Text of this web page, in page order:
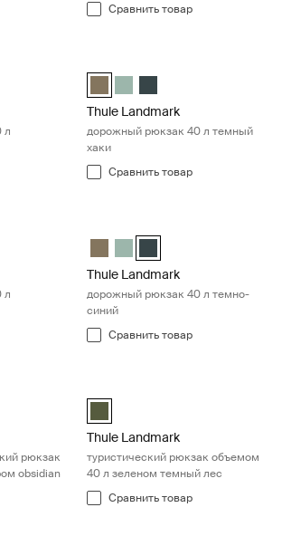
Сравнить товар
Самый темный синий
60L Темный хаки
60L Hazy Green (selected)
л
Thule Landmark 40L Темный
Thule Landmark 40L Hazy
Thule Landmark 40L
Thule Landmark
дорожный рюкзак 40 л темный
хаки
Сравнить товар
Темный хаки
40L Hazy Green (selected)
40L Самый темный синий
л
Thule Landmark 40L Темный
Thule Landmark 40L Hazy
Thule Landmark 40L
Thule Landmark
дорожный рюкзак 40 л темно-
синий
Сравнить товар
Обсидиановый черный (selected)
рюкзак
obsidian
Thule Landmark 40L Dark Forest
Thule Landmark
туристический рюкзак объемом
40 л зеленом темный лес
Сравнить товар